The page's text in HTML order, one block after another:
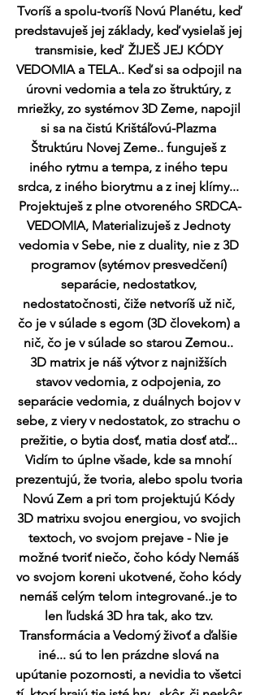
Tvoríš a spolu-tvoríš Novú Planétu, keď
predstavuješ jej základy, keď vysielaš jej
transmisie, keď  ŽIJEŠ JEJ KÓDY
VEDOMIA a TELA.. Keď si sa odpojil na
úrovni vedomia a tela zo štruktúry, z
mriežky, zo systémov 3D Zeme, napojil
si sa na čistú Krištáľovú-Plazma
Štruktúru Novej Zeme.. funguješ z
iného rytmu a tempa, z iného tepu
srdca, z iného biorytmu a z inej klímy...
Projektuješ z plne otvoreného SRDCA-
VEDOMIA, Materializuješ z Jednoty
vedomia v Sebe, nie z duality, nie z 3D
programov (sytémov presvedčení)
separácie, nedostatkov,
nedostatočnosti, čiže netvoríš už nič,
čo je v súlade s egom (3D človekom) a
nič, čo je v súlade so starou Zemou..
3D matrix je náš výtvor z najnižších
stavov vedomia, z odpojenia, zo
separácie vedomia, z duálnych bojov v
sebe, z viery v nedostatok, zo strachu o
prežitie, o bytia dosť, matia dosť atď...
Vidím to úplne všade, kde sa mnohí
prezentujú, že tvoria, alebo spolu tvoria
Novú Zem a pri tom projektujú Kódy
3D matrixu svojou energiou, vo svojich
textoch, vo svojom prejave - Nie je
možné tvoriť niečo, čoho kódy Nemáš
vo svojom koreni ukotvené, čoho kódy
nemáš celým telom integrované..je to
len ľudská 3D hra tak, ako tzv.
Transformácia a Vedomý živoť a ďalšie
iné... sú to len prázdne slová na
upútanie pozornosti, a nevidia to všetci